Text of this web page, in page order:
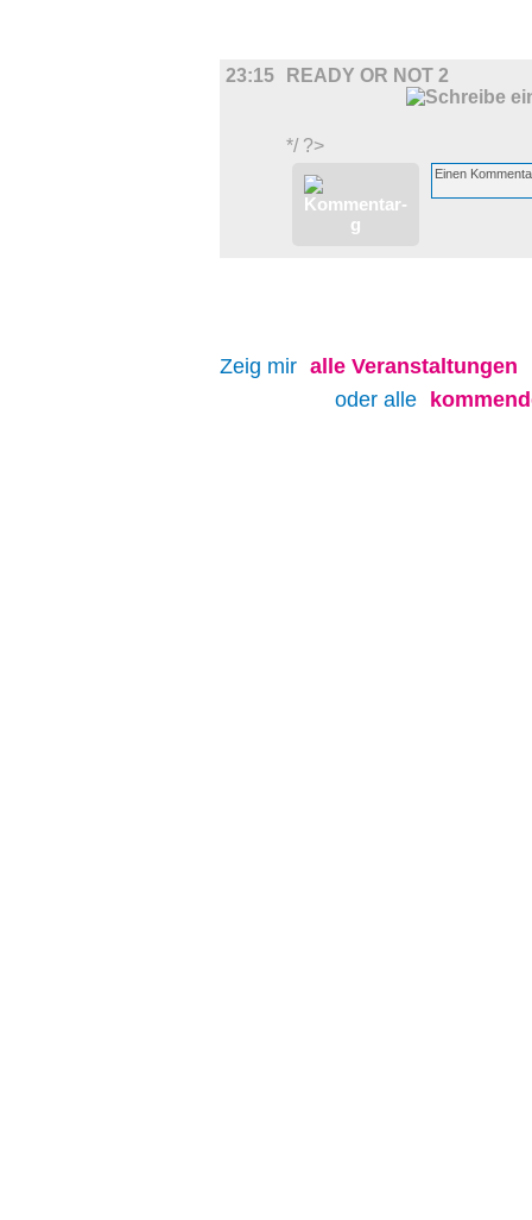
23:15 READY OR NOT 2
*/ ?>
Zeig mir alle Veranstaltungen
oder alle